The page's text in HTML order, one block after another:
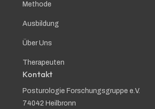
Methode
Ausbildung
Über Uns
Therapeuten
Kontakt
Posturologie Forschungsgruppe e.V.
74042 Heilbronn